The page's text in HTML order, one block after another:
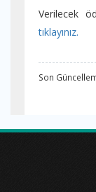
Verilecek
tıklayınız.
Son